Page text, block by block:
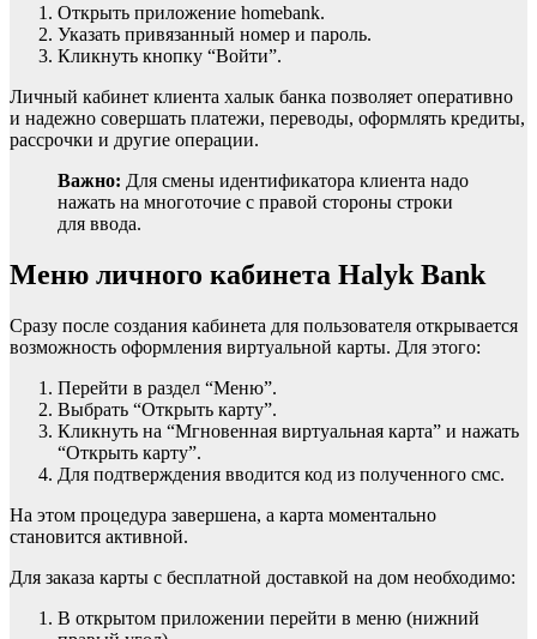
Открыть приложение homebank.
Указать привязанный номер и пароль.
Кликнуть кнопку “Войти”.
Личный кабинет клиента халык банка позволяет оперативно
и надежно совершать платежи, переводы, оформлять кредиты,
рассрочки и другие операции.
Важно: Для смены идентификатора клиента надо
нажать на многоточие с правой стороны строки
для ввода.
Меню личного кабинета Halyk Bank
Сразу после создания кабинета для пользователя открывается
возможность оформления виртуальной карты. Для этого:
Перейти в раздел “Меню”.
Выбрать “Открыть карту”.
Кликнуть на “Мгновенная виртуальная карта” и нажать
“Открыть карту”.
Для подтверждения вводится код из полученного смс.
На этом процедура завершена, а карта моментально
становится активной.
Для заказа карты с бесплатной доставкой на дом необходимо:
В открытом приложении перейти в меню (нижний